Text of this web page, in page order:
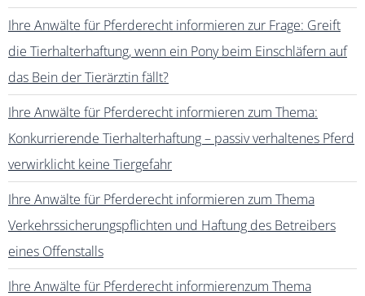
Ihre Anwälte für Pferderecht informieren zur Frage: Greift
die Tierhalterhaftung, wenn ein Pony beim Einschläfern auf
das Bein der Tierärztin fällt?
Ihre Anwälte für Pferderecht informieren zum Thema:
Konkurrierende Tierhalterhaftung – passiv verhaltenes Pferd
verwirklicht keine Tiergefahr
Ihre Anwälte für Pferderecht informieren zum Thema
Verkehrssicherungspflichten und Haftung des Betreibers
eines Offenstalls
Ihre Anwälte für Pferderecht informierenzum Thema